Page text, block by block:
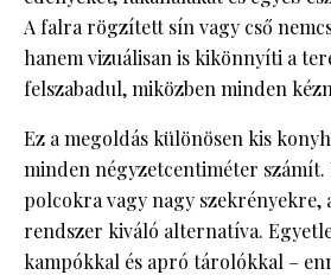
A falra rögzített sín vagy cső
hanem vizuálisan is kikönnyíti a
felszabadul, miközben minden
Ez a megoldás különösen kis
minden négyzetcentiméter
polcokra vagy nagy szekrényekre,
rendszer kiváló alternatíva.
kampókkal és apró tárolókkal –